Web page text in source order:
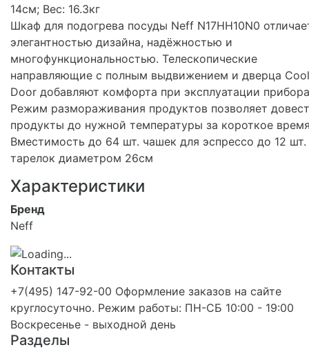
14см; Вес: 16.3кг
Шкаф для подогрева посуды Neff N17HH10N0
элегантностью дизайна, надёжностью и
многофункциональностью. Телескопические
направляющие с полным выдвижением и дверца Сool
Door добавляют комфорта при эксплуатации
Режим размораживания продуктов позволяет
продукты до нужной температуры за короткое
Вместимость до 64 шт. чашек для эспрессо до 12 шт.
тарелок диаметром 26см
Характеристики
Бренд
Neff
Контакты
+7(495) 147-92-00 Оформление заказов на сайте
круглосуточно. Режим работы: ПН-СБ 10:00 - 19:00
Воскресенье - выходной день
Разделы